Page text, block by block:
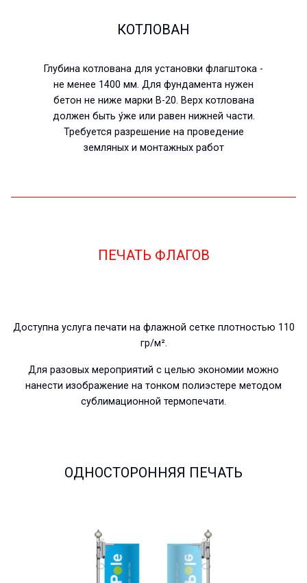
КОТЛОВАН
Глубина котлована для установки флагштока -
не менее 1400 мм. Для фундамента нужен
бетон не ниже марки В-20. Верх котлована
должен быть у́же или равен нижней части.
Требуется разрешение на проведение
земляных и монтажных работ
ПЕЧАТЬ ФЛАГОВ
Доступна услуга печати на флажной сетке плотностью 110
гр/м².
Для разовых мероприятий с целью экономии можно
нанести изображение на тонком полиэстере методом
сублимационной термопечати.
ОДНОСТОРОННЯЯ ПЕЧАТЬ